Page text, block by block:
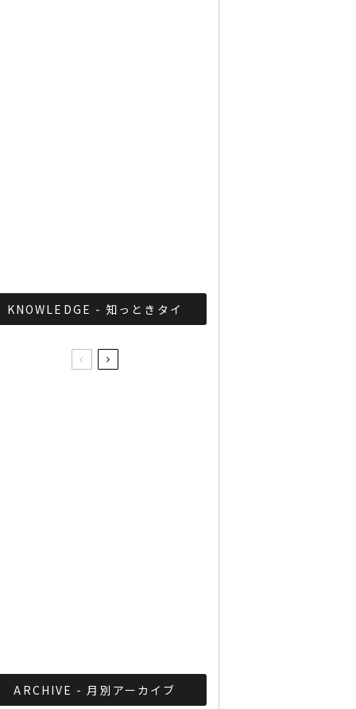
KNOWLEDGE - 知っときタイ
ARCHIVE - 月別アーカイブ